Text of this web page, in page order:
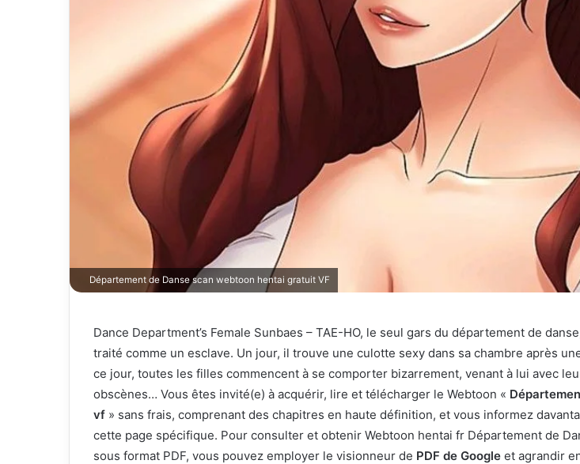
r
e
l
Département de Danse scan webtoon hentai gratuit VF
Dance Department’s Female Sunbaes – TAE-HO, le seul gars du département de
traité comme un esclave. Un jour, il trouve une culotte sexy dans sa chambre après
ce jour, toutes les filles commencent à se comporter bizarrement, venant à lui avec
obscènes… Vous êtes invité(e) à acquérir, lire et télécharger le Webtoon «
vf » sans frais, comprenant des chapitres en haute définition, et vous informez
cette page spécifique. Pour consulter et obtenir Webtoon hentai fr Département de
sous format PDF, vous pouvez employer le visionneur de PDF de Google et agrandir